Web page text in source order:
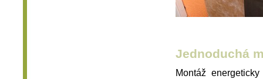
Jednoduchá
Montáž